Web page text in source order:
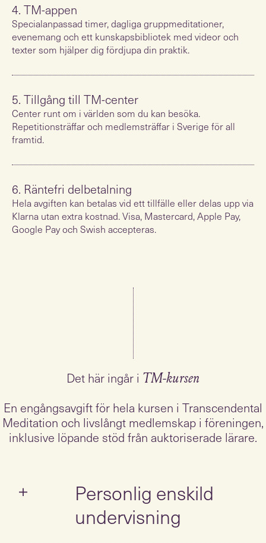
4. TM-appen
Specialanpassad timer, dagliga gruppmeditationer,
evenemang och ett kunskapsbibliotek med videor och
texter som hjälper dig fördjupa din praktik.
5. Tillgång till TM-center
Center runt om i världen som du kan besöka.
Repetitionsträffar och medlemsträffar i Sverige för all
framtid.
6. Räntefri delbetalning
Hela avgiften kan betalas vid ett tillfälle eller delas upp via
Klarna utan extra kostnad. Visa, Mastercard, Apple Pay,
Google Pay och Swish accepteras.
Det här ingår i TM-kursen
En engångsavgift för hela kursen i Transcendental
Meditation och livslångt medlemskap i föreningen,
inklusive löpande stöd från auktoriserade lärare.
Personlig enskild
undervisning